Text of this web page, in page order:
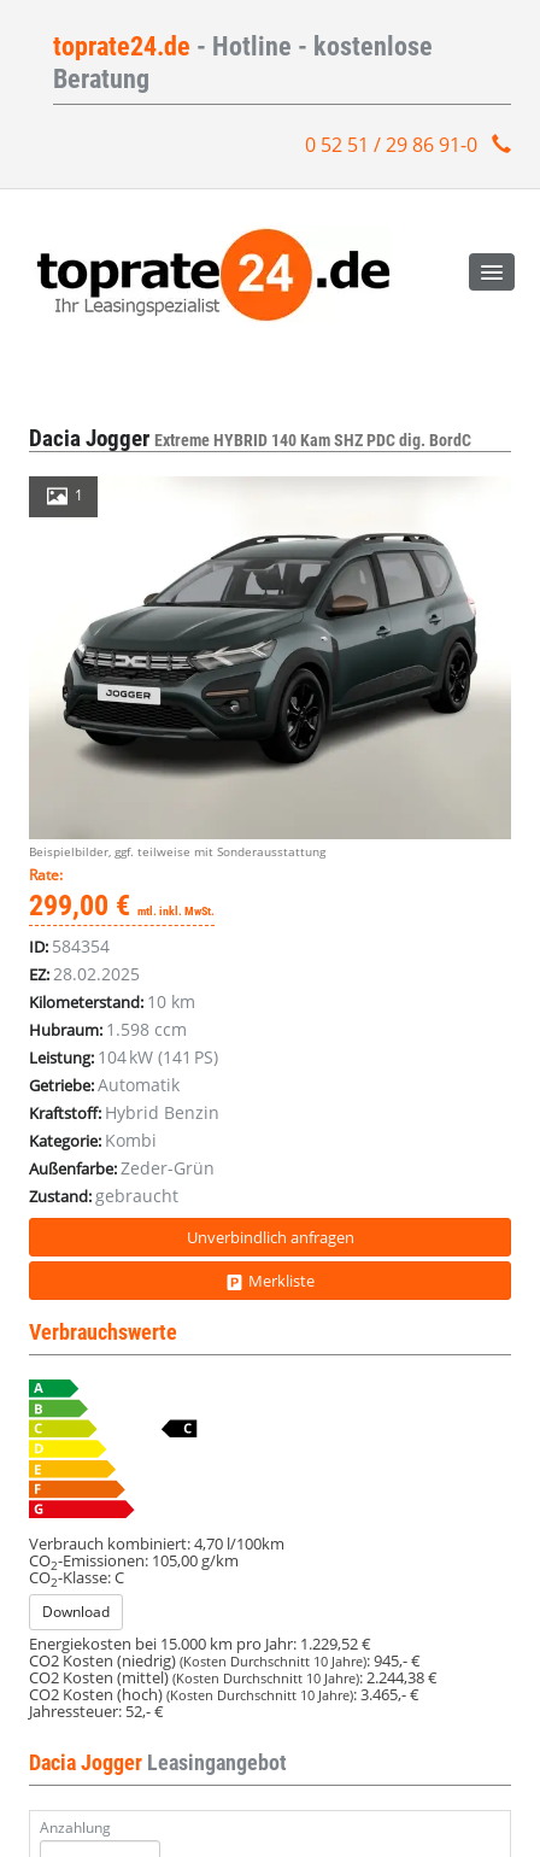
toprate24.de - Hotline - kostenlose
Beratung
0 52 51 / 29 86 91-0
Dacia Jogger Extreme HYBRID 140 Kam SHZ PDC dig. BordC
1
Beispielbilder, ggf. teilweise mit Sonderausstattung
Rate:
299,00 € mtl. inkl. MwSt.
ID: 584354
EZ: 28.02.2025
Kilometerstand: 10 km
Hubraum: 1.598 ccm
Leistung: 104 kW (141 PS)
Getriebe:Automatik
Kraftstoff: Hybrid Benzin
Kategorie: Kombi
Außenfarbe:Zeder-Grün
Zustand: gebraucht
Unverbindlich anfragen
Merkliste
Verbrauchswerte
Verbrauch kombiniert:4,70 l/100km
CO2-Emissionen: 105,00 g/km
CO2-Klasse:C
Download
Energiekosten bei 15.000 km pro Jahr: 1.229,52 €
CO2 Kosten (niedrig) (Kosten Durchschnitt 10 Jahre):945,- €
CO2 Kosten (mittel)(Kosten Durchschnitt 10 Jahre):2.244,38 €
CO2 Kosten (hoch) (Kosten Durchschnitt 10 Jahre):3.465,- €
Jahressteuer: 52,- €
Dacia Jogger Leasingangebot
Anzahlung